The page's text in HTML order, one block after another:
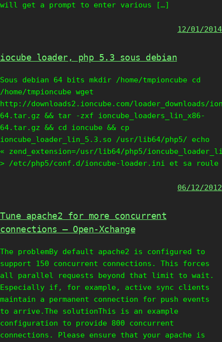
will get a prompt to enter various […]
12/01/2014
iocube loader, php 5.3 sous debian
Sous debian 64 bits mkdir /home/tmpioncube cd
/home/tmpioncube wget
http://downloads2.ioncube.com/loader_downloads/
64.tar.gz && tar -zxf ioncube_loaders_lin_x86-
64.tar.gz && cd ioncube && cp
ioncube_loader_lin_5.3.so /usr/lib64/php5/ echo
« zend_extension=/usr/lib64/php5/
> /etc/php5/conf.d/ioncube-loader.ini et sa roule
06/12/2012
Tune apache2 for more concurrent
connections – Open-Xchange
The problemBy default apache2 is configured to
support 150 concurrent connections. This forces
all parallel requests beyond that limit to wait.
Especially if, for example, active sync clients
maintain a permanent connection for push events
to arrive.The solutionThis is an example
configuration to provide 800 concurrent
connections. Please ensure that your apache is